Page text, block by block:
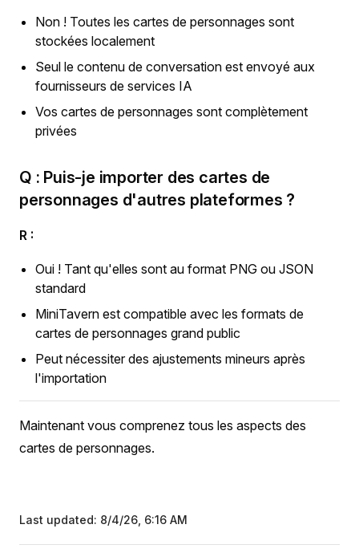
Non ! Toutes les cartes de personnages sont
stockées localement
Seul le contenu de conversation est envoyé aux
fournisseurs de services IA
Vos cartes de personnages sont complètement
privées
Q : Puis-je importer des cartes de
personnages d'autres plateformes ?
R :
Oui ! Tant qu'elles sont au format PNG ou JSON
standard
MiniTavern est compatible avec les formats de
cartes de personnages grand public
Peut nécessiter des ajustements mineurs après
l'importation
Maintenant vous comprenez tous les aspects des
cartes de personnages.
Last updated: 8/4/26, 6:16 AM